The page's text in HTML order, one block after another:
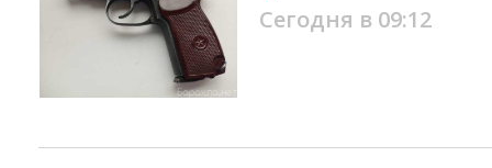
Сегодня в 09:12